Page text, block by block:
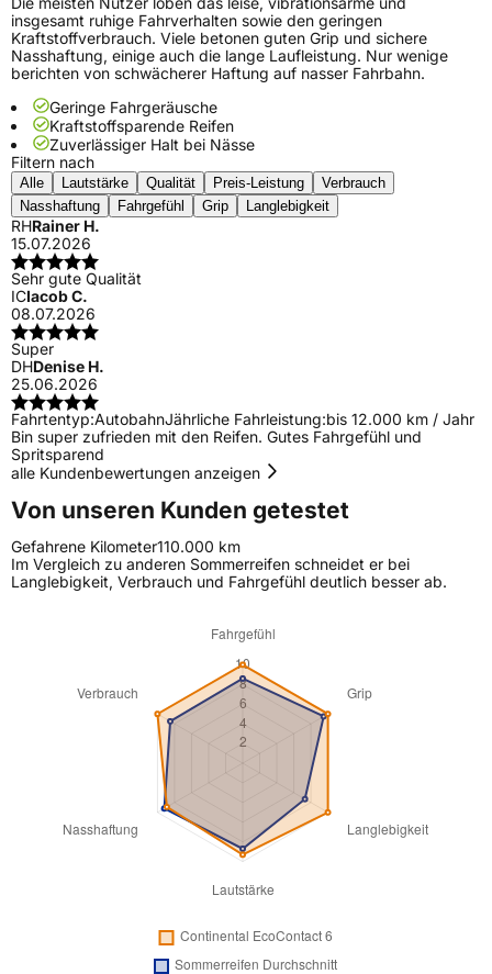
insgesamt ruhige Fahrverhalten sowie den geringen
Kraftstoffverbrauch. Viele betonen guten Grip und sichere
Nasshaftung, einige auch die lange Laufleistung. Nur wenige
berichten von schwächerer Haftung auf nasser Fahrbahn.
Geringe Fahrgeräusche
Kraftstoffsparende Reifen
Zuverlässiger Halt bei Nässe
Filtern nach
Alle Lautstärke Qualität Preis-Leistung
Verbrauch
Nasshaftung
Fahrgefühl Grip Langlebigkeit
RHRainer H.
15.07.2026
Sehr gute Qualität
ICIacob C.
08.07.2026
Super
DHDenise H.
25.06.2026
Fahrtentyp:AutobahnJährliche Fahrleistung:bis 12.000 km / Jahr
Bin super zufrieden mit den Reifen. Gutes Fahrgefühl und
Spritsparend
alle Kundenbewertungen anzeigen
Von unseren Kunden getestet
Gefahrene Kilometer110.000 km
Im Vergleich zu anderen Sommerreifen schneidet er bei
Langlebigkeit, Verbrauch und Fahrgefühl deutlich besser ab.